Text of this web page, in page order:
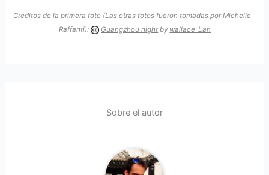
Créditos de la primera foto (Las otras fotos fueron tomadas por Michelle
Raffanti):
Guangzhou night by wallace_Lan
Sobre el autor